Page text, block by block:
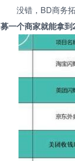
没错，BD商务
募一个商家就能拿到